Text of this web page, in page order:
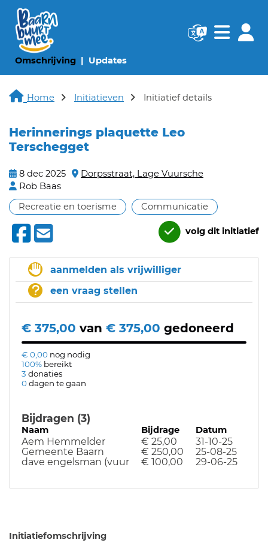
Omschrijving(huidige pagina)
Updates(huidige pagina)
Navigatie
Home Initiatieven Initiatief details
Herinnerings plaquette Leo
Terschegget
8 dec 2025
Dorpsstraat, Lage Vuursche
Rob Baas
Recreatie en toerisme
Communicatie
volg dit initiatief
aanmelden als vrijwilliger
een vraag stellen
€ 375,00 van € 375,00 gedoneerd
€ 0,00 nog nodig
100% bereikt
3 donaties
0dagen te gaan
Bijdragen (3)
Naam Bijdrage Datum
Aem Hemmelder € 25,00
31-10-25
Gemeente Baarn
€ 250,00
25-08-25
dave engelsman (vuur
€ 100,00 29-06-25
Initiatiefomschrijving